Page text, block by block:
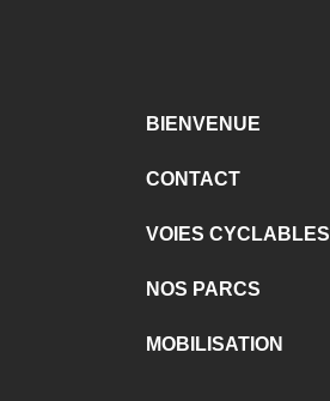
BIENVENUE
CONTACT
VOIES CYCLABLES
NOS PARCS
MOBILISATION